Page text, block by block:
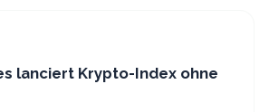
lanciert Krypto-Index ohne